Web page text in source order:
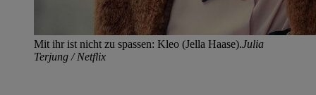
Mit ihr ist nicht zu spassen: Kleo (Jella Haase).Julia
Terjung / Netflix